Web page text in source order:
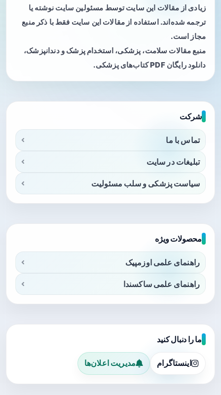
زیادی از مقالات این سایت توسط مسئولین سایت نوشته یا
ترجمه شده‌اند. استفاده از مقالات این سایت فقط با ذکر منبع
مجاز است.
منبع مقالات سلامت، پزشکی، استخدام پزشک و دندانپزشک،
دانلود رایگان PDF کتاب‌های پزشکی.
شرکت
تماس با ما
تبلیغات در سایت
سیاست پزشکی و سلب مسئولیت
محصولات ویژه
راهنمای علمی اوزمپیک
راهنمای علمی ساکسندا
ما را دنبال کنید
اینستاگرام مدیریت اعلان‌ها